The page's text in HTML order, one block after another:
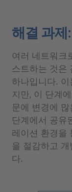
해결 과제
여러 네트워크
스트하는 것은
하나입니다.
지만, 이 단계
문에 변경에
단계에서 공
레이션 환경을
을 절감하고
다.